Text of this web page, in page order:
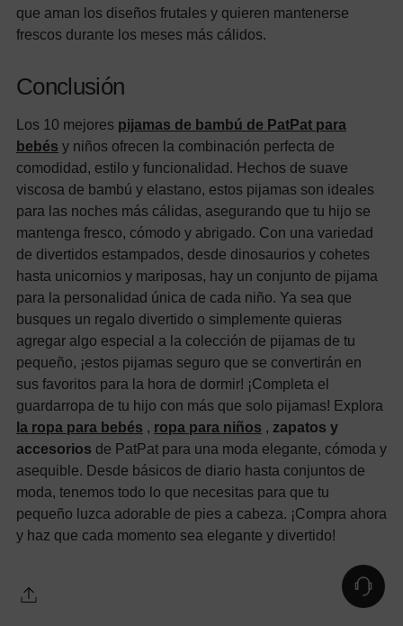
que aman los diseños frutales y quieren mantenerse
frescos durante los meses más cálidos.
Conclusión
Los 10 mejores pijamas de bambú de PatPat para
bebés y niños ofrecen la combinación perfecta de
comodidad, estilo y funcionalidad. Hechos de suave
viscosa de bambú y elastano, estos pijamas son ideales
para las noches más cálidas, asegurando que tu hijo se
mantenga fresco, cómodo y abrigado. Con una variedad
de divertidos estampados, desde dinosaurios y cohetes
hasta unicornios y mariposas, hay un conjunto de pijama
para la personalidad única de cada niño. Ya sea que
busques un regalo divertido o simplemente quieras
agregar algo especial a la colección de pijamas de tu
pequeño, ¡estos pijamas seguro que se convertirán en
sus favoritos para la hora de dormir! ¡Completa el
guardarropa de tu hijo con más que solo pijamas! Explora
la ropa para bebés , ropa para niños , zapatos y
accesorios de PatPat para una moda elegante, cómoda y
asequible. Desde básicos de diario hasta conjuntos de
moda, tenemos todo lo que necesitas para que tu
pequeño luzca adorable de pies a cabeza. ¡Compra ahora
y haz que cada momento sea elegante y divertido!